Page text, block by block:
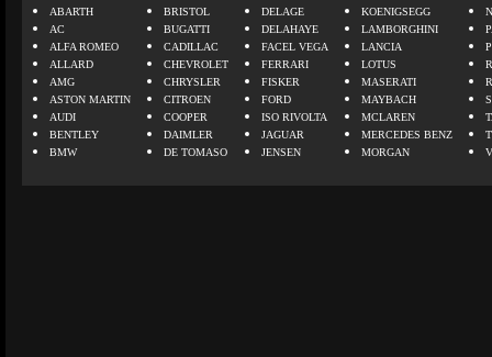
ABARTH
AC
ALFA ROMEO
ALLARD
AMG
ASTON MARTIN
AUDI
BENTLEY
BMW
BRISTOL
BUGATTI
CADILLAC
CHEVROLET
CHRYSLER
CITROEN
COOPER
DAIMLER
DE TOMASO
DELAGE
DELAHAYE
FACEL VEGA
FERRARI
FISKER
FORD
ISO RIVOLTA
JAGUAR
JENSEN
KOENIGSEGG
LAMBORGHINI
LANCIA
LOTUS
MASERATI
MAYBACH
MCLAREN
MERCEDES BENZ
MORGAN